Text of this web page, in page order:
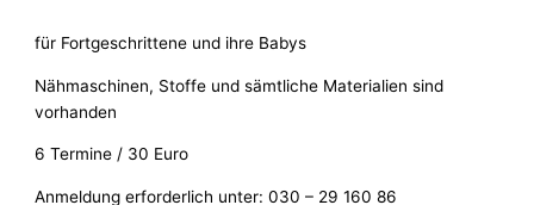
für Fortgeschrittene und ihre Babys
Nähmaschinen, Stoffe und sämtliche Materialien sind
vorhanden
6 Termine / 30 Euro
Anmeldung erforderlich unter: 030 – 29 160 86